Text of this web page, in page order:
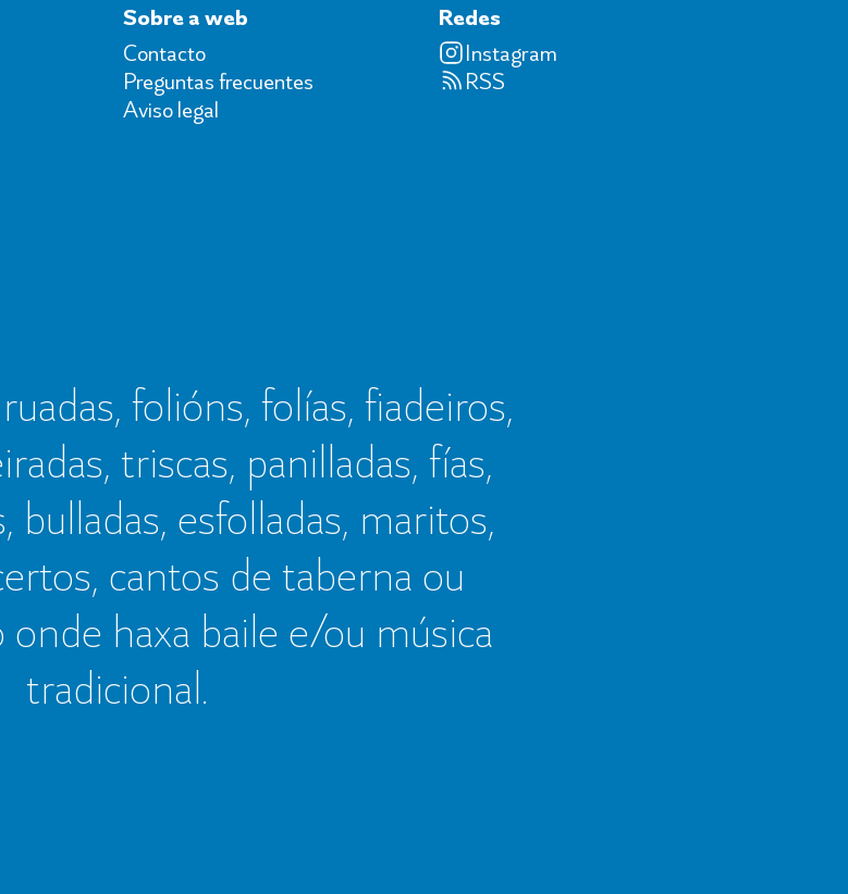
Sobre a web
Contacto
Preguntas frecuentes
Aviso legal
Redes
Instagram
RSS
folións, folías, fiadeiros,
triscas, panilladas, fías,
bulladas, esfolladas, maritos,
cantos de taberna ou
haxa baile e/ou música
tradicional.